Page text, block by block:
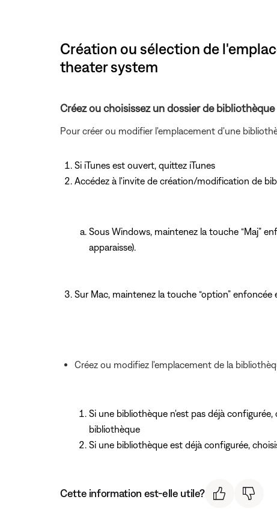
Création ou sélection de
theater system
Créez ou choisissez un dossier de bibliothèque
Pour créer ou modifier l'emplacement d'une
Si iTunes est ouvert, quittez iTunes
Accédez à l'invite de création/modification de
Sous Windows, maintenez la touche “Maj”
apparaisse).
Sur Mac, maintenez la touche “option”
Créez ou modifiez l'emplacement de la
Si une bibliothèque n'est pas déjà
bibliothèque
Si une bibliothèque est déjà configurée,
Cette information est-elle utile?